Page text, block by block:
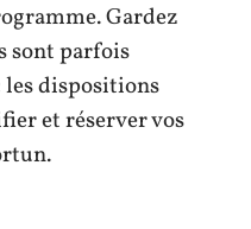
Gardez
sont parfois
dispositions
et réserver vos